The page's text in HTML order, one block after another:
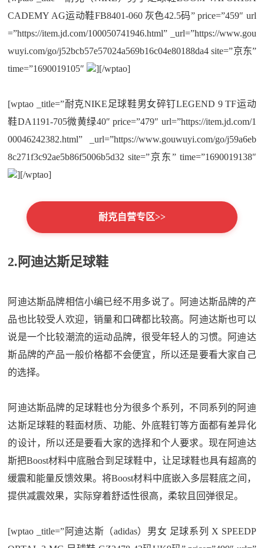
CADEMY AG运动鞋FB8401-060 灰色42.5码” price=”459″ url
=”https://item.jd.com/100050741946.html” _url=”https://www.gou
wuyi.com/go/j52bcb57e57024a569b16c04e80188da4 site=”京东”
time=”1690019105″
][/wptao]
[wptao _title=”耐克NIKE足球鞋男女碎钉LEGEND 9 TF运动
鞋DA1191-705微黄绿40″ price=”479″ url=”https://item.jd.com/1
00046242382.html” _url=”https://www.gouwuyi.com/go/j59a6eb
8c271f3c92ae5b86f5006b5d32 site=”京东” time=”1690019138″
][/wptao]
耐克自营专区>>
2.阿迪达斯足球鞋
阿迪达斯品牌相信小编已经不用多说了。阿迪达斯品牌的产
品也比较受人欢迎，销量和口碑都比较高。阿迪达斯也可以
说是一个比较潮流的运动品牌，很受年轻人的习惯。阿迪达
斯品牌的产品一般价格都不会便宜，所以还是要看大家自己
的选择。
阿迪达斯品牌的足球鞋也分为很多个系列，不同系列的阿迪
达斯足球鞋的鞋面材质、功能、外底鞋钉等方面都有差异化
的设计，所以还是要看大家的选择和个人要求。现在阿迪达
斯把Boost材料中底融合到足球鞋中，让足球鞋也具有超高的
缓震和能量反馈效果。将Boost材料中底嵌入多层鞋底之间，
提供减震效果，实际穿着舒适性很高，柔软且回弹很足。
[wptao _title=”阿迪达斯（adidas）男女 足球系列 X SPEEDP